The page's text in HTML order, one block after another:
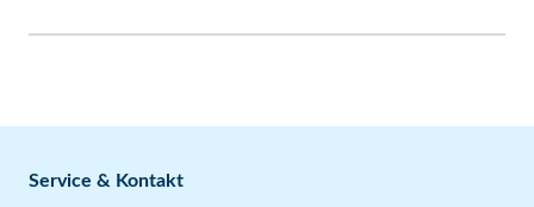
Service & Kontakt